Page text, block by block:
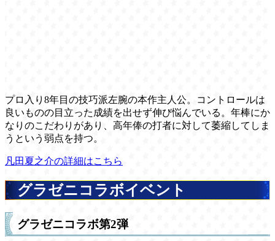
プロ入り8年目の技巧派左腕の本作主人公。コントロールは
良いものの目立った成績を出せず伸び悩んでいる。年棒にか
なりのこだわりがあり、高年俸の打者に対して萎縮してしま
うという弱点を持つ。
凡田夏之介の詳細はこちら
グラゼニコラボイベント
グラゼニコラボ第2弾